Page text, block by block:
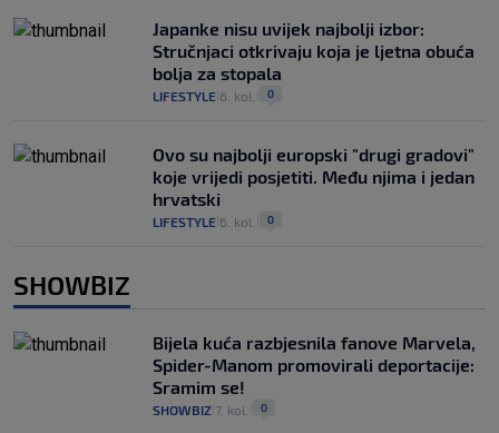
Japanke nisu uvijek najbolji izbor:
Stručnjaci otkrivaju koja je ljetna obuća
bolja za stopala
LIFESTYLE 6. kol. 0
Ovo su najbolji europski "drugi gradovi"
koje vrijedi posjetiti. Među njima i jedan
hrvatski
LIFESTYLE 6. kol. 0
SHOWBIZ
Bijela kuća razbjesnila fanove Marvela,
Spider-Manom promovirali deportacije:
Sramim se!
SHOWBIZ 7. kol. 0